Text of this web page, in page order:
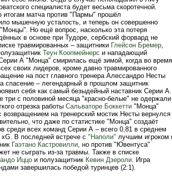
специалиста будет весьма скоротечной.
итогам матча против "Пармы" прошёл
мышечную усталость, и теперь он совершенно
Но ещё вопрос, насколько эта потеря
в основе при Тудоре, сербский форвард не
травмированных – защитники Глейсон Бремер,
Теун Коопмейнерс и нападающий
А "Монца" смирилась ещё зимой, когда во время
своих лидеров, кроме давно травмированного
на пост главного тренера Алессандро Несты
спасение – легендарный в прошлом защитник
себя как самый безыдейный наставник Серии А.
три с половиной месяца "красно-белые" не одержали
отрезка работы Сальваторе Боккетти"Монца"
возвращением на тренерский мостик Несты вернулся
что даже по статистике "Монца" создаёт
среди всех команд Серии А – всего 0,81 в среднем
В последней встрече с "Наполи" лучшим игроком
Гаэтано Кастровилли, но против "Ювентуса"
не сыграть из-за травмы. Также в списке
Иццои полузащитник Кевин Дзероли. Игра
завершилась победой туринцев (2:1).